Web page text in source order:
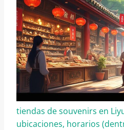
tiendas de souvenirs en
ubicaciones, horarios